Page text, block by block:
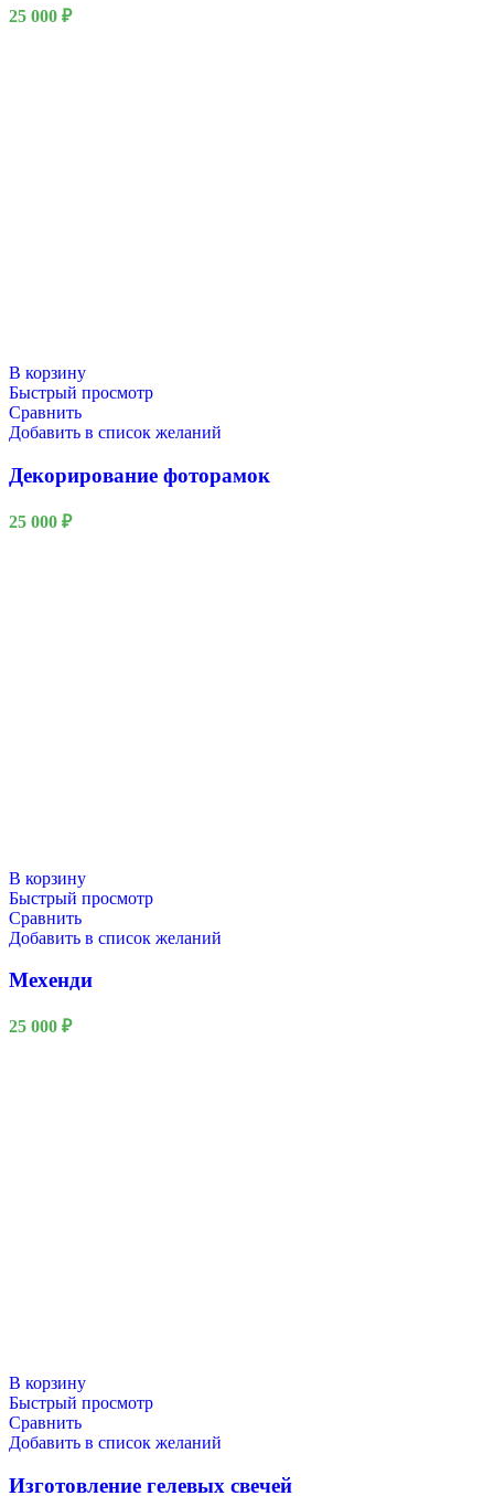
25 000 ₽
В корзину
Быстрый просмотр
Сравнить
Добавить в список желаний
Декорирование фоторамок
25 000 ₽
В корзину
Быстрый просмотр
Сравнить
Добавить в список желаний
Мехенди
25 000 ₽
В корзину
Быстрый просмотр
Сравнить
Добавить в список желаний
Изготовление гелевых свечей